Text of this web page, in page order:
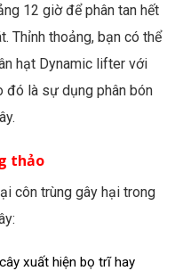
12 giờ để phân tan hết
Thỉnh thoảng, bạn có thể
hạt Dynamic lifter với
đó là sự dụng phân bón
thảo
côn trùng gây hại trong
xuất hiện bọ trĩ hay